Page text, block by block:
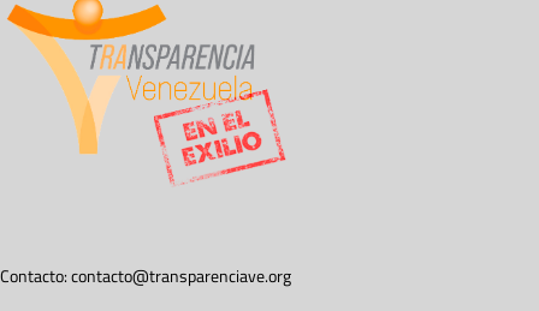
Contacto:contacto@transparenciave.org